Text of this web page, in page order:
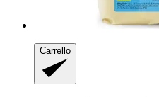
Carrello